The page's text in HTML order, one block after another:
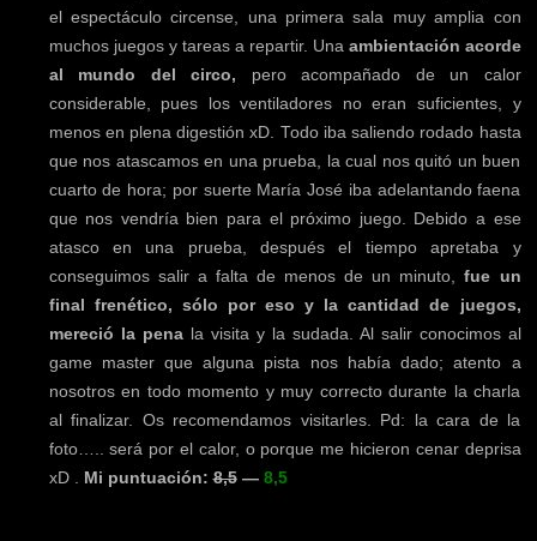
el espectáculo circense, una primera sala muy amplia con
muchos juegos y tareas a repartir. Una ambientación acorde
al mundo del circo, pero acompañado de un calor
considerable, pues los ventiladores no eran suficientes, y
menos en plena digestión xD. Todo iba saliendo rodado hasta
que nos atascamos en una prueba, la cual nos quitó un buen
cuarto de hora; por suerte María José iba adelantando faena
que nos vendría bien para el próximo juego. Debido a ese
atasco en una prueba, después el tiempo apretaba y
conseguimos salir a falta de menos de un minuto,fue un
final frenético, sólo por eso y la cantidad de juegos,
mereció la penala visita y la sudada. Al salir conocimos al
game master que alguna pista nos había dado; atento a
nosotros en todo momento y muy correcto durante la charla
al finalizar. Os recomendamos visitarles. Pd: la cara de la
foto….. será por el calor, o porque me hicieron cenar deprisa
xD . Mi puntuación: 8,5— 8,5